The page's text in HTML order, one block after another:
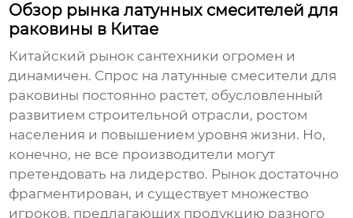
Обзор рынка латунных смесителей для
раковины в Китае
Китайский рынок сантехники огромен и
динамичен. Спрос налатунные смесители для
раковины постоянно растет, обусловленный
развитием строительной отрасли, ростом
населения и повышением уровня жизни. Но,
конечно, не все производители могут
претендовать на лидерство. Рынок достаточно
фрагментирован, и существует множество
игроков, предлагающих продукцию разного